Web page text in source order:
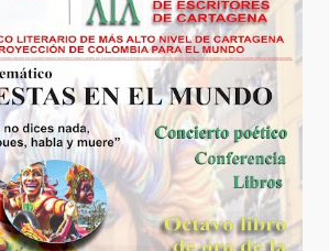
do sujeito pronominal na
de Lagoinha”. Este livro de José
decorrente de sua tese de
um importante panorama sobre a
afro-brasileiro, a partir do estudo
da Lagoinha, localizada no
no sudoeste da Bahia. A partir de
pessoa interessada poderá obter